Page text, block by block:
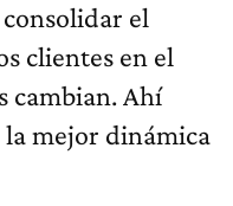
el
clientes en el
cambian. Ahí
la mejor dinámica